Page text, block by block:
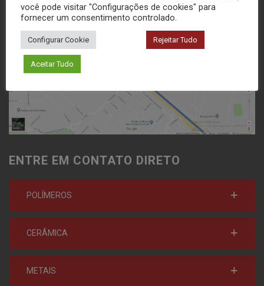
ENTRE EM CONTATO DIRETO
POLÍMEROS
CERÂMICA
METAIS
você pode visitar "Configurações de cookies" para
fornecer um consentimento controlado.
Configurar Cookie Rejeitar Tudo
Aceitar Tudo